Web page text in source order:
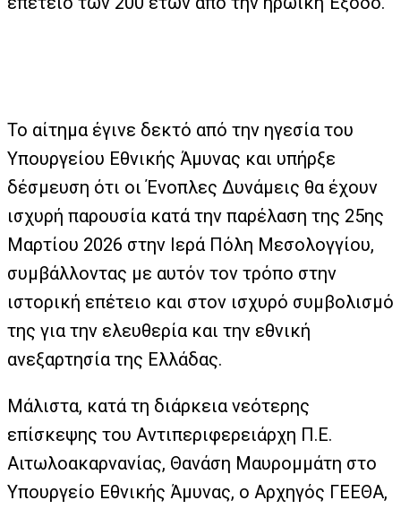
Το αίτημα έγινε δεκτό από την ηγεσία του
Υπουργείου Εθνικής Άμυνας και υπήρξε
δέσμευση ότι οι Ένοπλες Δυνάμεις θα έχουν
ισχυρή παρουσία κατά την παρέλαση της 25ης
Μαρτίου 2026 στην Ιερά Πόλη Μεσολογγίου,
συμβάλλοντας με αυτόν τον τρόπο στην
ιστορική επέτειο και στον ισχυρό συμβολισμό
της για την ελευθερία και την εθνική
ανεξαρτησία της Ελλάδας.
Μάλιστα, κατά τη διάρκεια νεότερης
επίσκεψης του Αντιπεριφερειάρχη Π.Ε.
Αιτωλοακαρνανίας, Θανάση Μαυρομμάτη στο
Υπουργείο Εθνικής Άμυνας, ο Αρχηγός ΓΕΕΘΑ,